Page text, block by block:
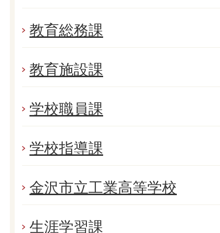
教育総務課
教育施設課
学校職員課
学校指導課
金沢市立工業高等学校
生涯学習課